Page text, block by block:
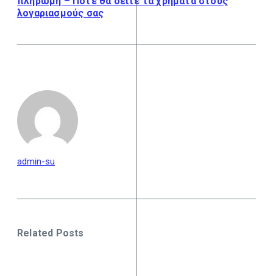
λογαριασμούς σας
admin-su
Related Posts